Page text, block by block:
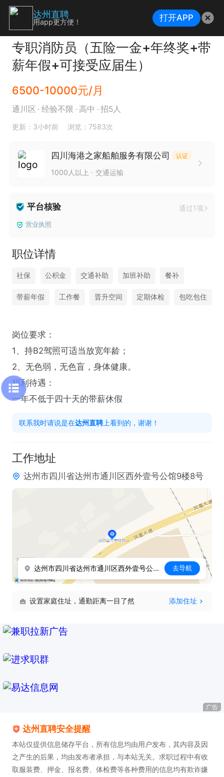
专职消防员（五险一金+年终奖+带
薪年假+可接受应届生）
6500-10000元/月
通川区 经验不限 高中 招5人
更新：3小时前 浏览：7583次
四川海港之家船舶服务有限公司 认证
1000人以上 交通运输
平台核验 通过1项
营业执照
职位详情
社保 公积金 交通补助 加班补助 餐补
带薪年假 工作餐 晋升空间 定期体检 包吃包住
岗位要求：
1、持B2驾照可适当放宽年龄；
2、无色弱，无色盲，身体健康。
福利待遇：
一年不低于四十天的带薪休假
联系我时请说是在达州直聘 上看到的，谢谢！
工作地址
达州市四川省达州市通川区西外壹号公馆9楼8号
达州市四川省达州市通川区西外壹号公馆9楼8号 去导航
设置家庭住址，通勤距离一目了然 添加住址
广告
达州直聘安全提醒
本站仅提供信息储存平台，所有信息均由用户发布，其内容及因
之产生的后果，均由发布者承担，与本站无关。求职过程中有收
取服装费、押金、报名费、体检费等各种费用的信息均有欺诈嫌
达州直聘
用app更方便！ 打开APP